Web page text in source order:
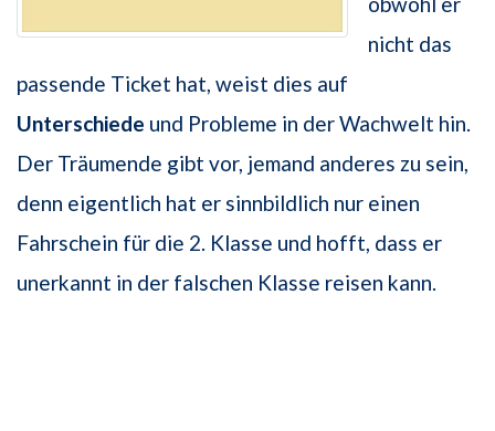
nicht das
passende Ticket hat, weist dies auf
Unterschiede und Probleme in der Wachwelt hin.
Der Träumende gibt vor, jemand anderes zu sein,
denn eigentlich hat er sinnbildlich nur einen
Fahrschein für die 2. Klasse und hofft, dass er
unerkannt in der falschen Klasse reisen kann.